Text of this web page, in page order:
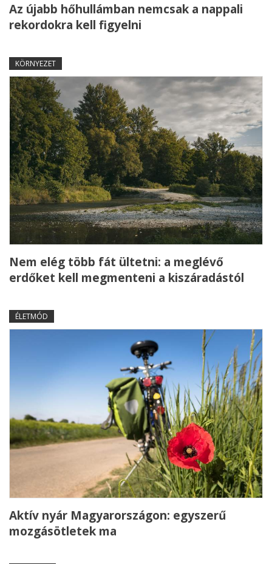
Az újabb hőhullámban nemcsak a nappali
rekordokra kell figyelni
KÖRNYEZET
Nem elég több fát ültetni: a meglévő
erdőket kell megmenteni a kiszáradástól
ÉLETMÓD
Aktív nyár Magyarországon: egyszerű
mozgásötletek ma